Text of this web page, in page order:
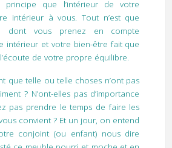
que l’intérieur de votre
intérieur à vous. Tout n’est que
dont vous prenez en compte
intérieur et votre bien-être fait que
de votre propre équilibre.
que telle ou telle choses n’ont pas
? N’ont-elles pas d’importance
pas prendre le temps de faire les
convient ? Et un jour, on entend
conjoint (ou enfant) nous dire